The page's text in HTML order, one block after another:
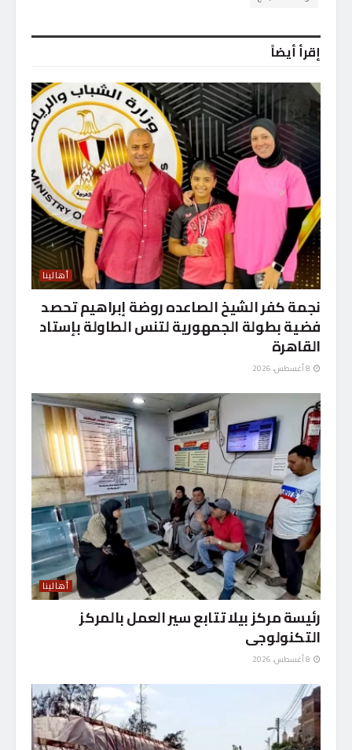
إقرأ أيضاً
أهالينا
نجمة كفر الشيخ الصاعده روضة إبراهيم تحصد
فضية بطولة الجمهورية لتنس الطاولة بإستاد
القاهرة
أهالينا
رئيسة مركز بيلا تتابع سير العمل بالمركز
التكنولوجى